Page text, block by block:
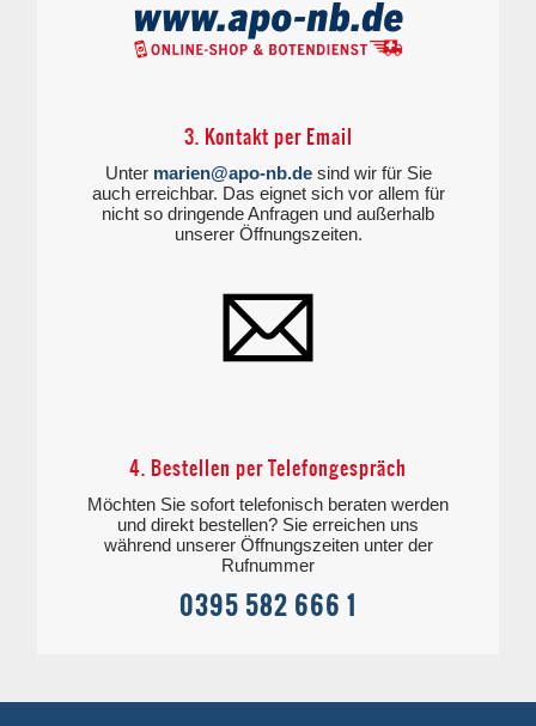
3. Kontakt per Email
Unter marien@apo-nb.desind wir für Sie
auch erreichbar. Das eignet sich vor allem für
nicht so dringende Anfragen und außerhalb
unserer Öffnungszeiten.
4. Bestellen per Telefongespräch
Möchten Sie sofort telefonisch beraten werden
und direkt bestellen? Sie erreichen uns
während unserer Öffnungszeiten unter der
Rufnummer
0395 582 666 1